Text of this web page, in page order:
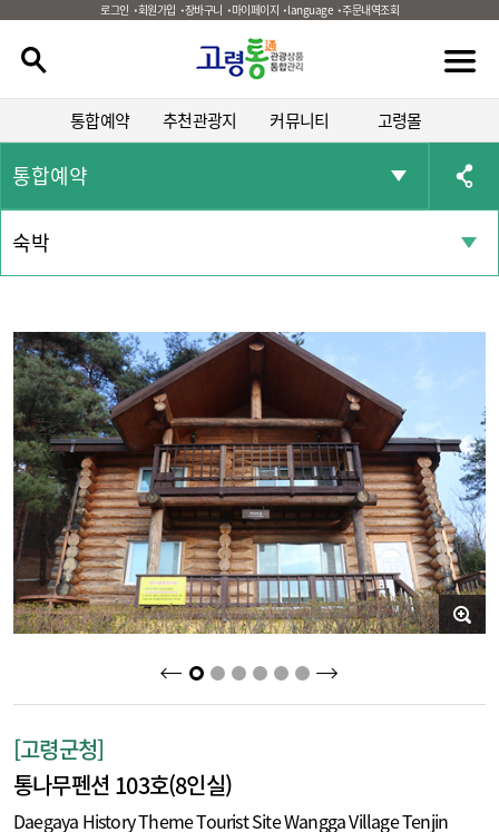
로그인 회원가입 장바구니 마이페이지 language 주문내역조회
통합예약 추천관광지 커뮤니티 고령몰
통합예약
숙박
2 3 4 5 6
[고령군청]
통나무펜션 103호(8인실)
Daegaya History Theme Tourist Site Wangga Village Tenjin